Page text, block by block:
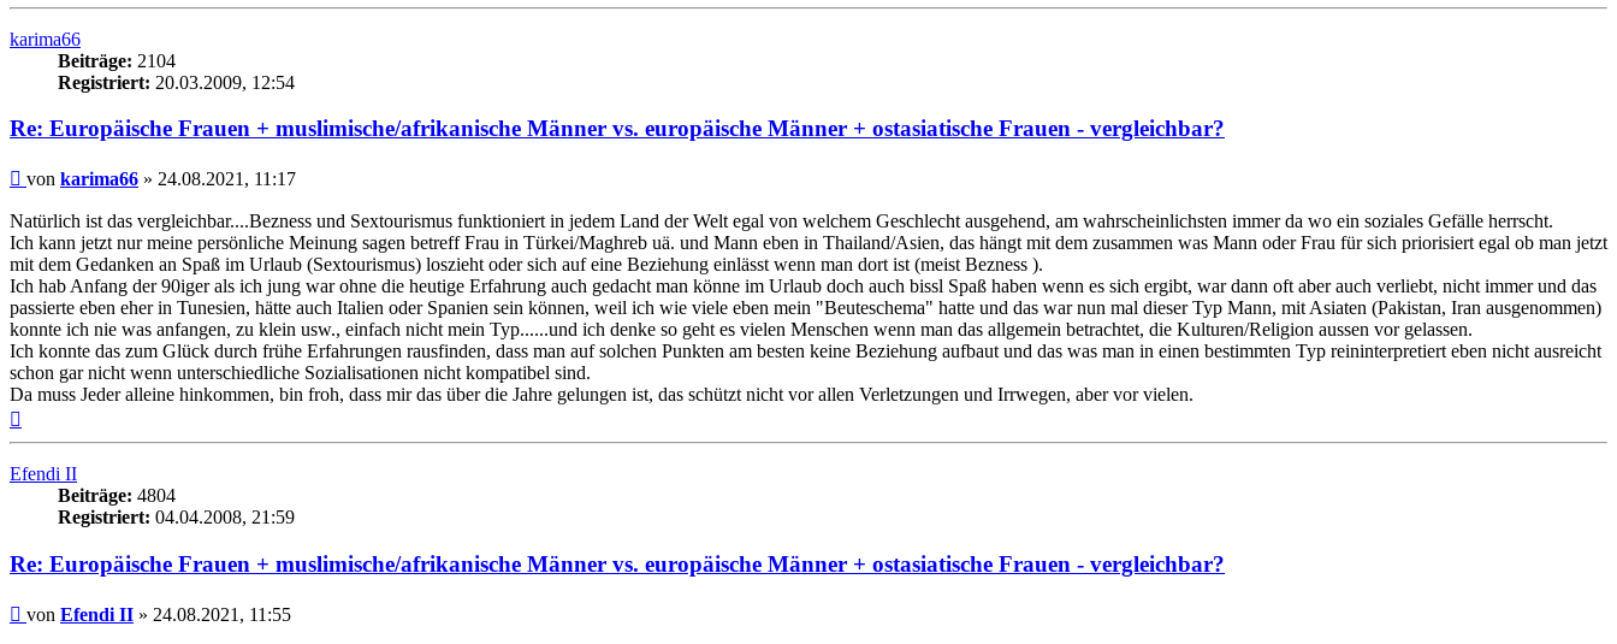
karima66
Beiträge: 2104
Registriert: 20.03.2009, 12:54
Re: Europäische Frauen + muslimische/afrikanische Männer vs. europäische Männer + ostasiatische Frauen - vergleichbar?
Beitrag
von karima66 » 24.08.2021, 11:17
Natürlich ist das vergleichbar....Bezness und Sextourismus funktioniert in jedem Land der Welt egal von welchem Geschlecht ausgehend, am wahrscheinlichsten immer da wo ein soziales Gefälle herrscht.
Ich kann jetzt nur meine persönliche Meinung sagen betreff Frau in Türkei/Maghreb uä. und Mann eben in Thailand/Asien, das hängt mit dem zusammen was Mann oder Frau für sich priorisiert egal ob man jetzt
mit dem Gedanken an Spaß im Urlaub (Sextourismus) loszieht oder sich auf eine Beziehung einlässt wenn man dort ist (meist Bezness ).
Ich hab Anfang der 90iger als ich jung war ohne die heutige Erfahrung auch gedacht man könne im Urlaub doch auch bissl Spaß haben wenn es sich ergibt, war dann oft aber auch verliebt, nicht immer und das
passierte eben eher in Tunesien, hätte auch Italien oder Spanien sein können, weil ich wie viele eben mein "Beuteschema" hatte und das war nun mal dieser Typ Mann, mit Asiaten (Pakistan, Iran ausgenommen)
konnte ich nie was anfangen, zu klein usw., einfach nicht mein Typ......und ich denke so geht es vielen Menschen wenn man das allgemein betrachtet, die Kulturen/Religion aussen vor gelassen.
Ich konnte das zum Glück durch frühe Erfahrungen rausfinden, dass man auf solchen Punkten am besten keine Beziehung aufbaut und das was man in einen bestimmten Typ reininterpretiert eben nicht ausreicht
schon gar nicht wenn unterschiedliche Sozialisationen nicht kompatibel sind.
Da muss Jeder alleine hinkommen, bin froh, dass mir das über die Jahre gelungen ist, das schützt nicht vor allen Verletzungen und Irrwegen, aber vor vielen.
Efendi II
Beiträge: 4804
Registriert: 04.04.2008, 21:59
Re: Europäische Frauen + muslimische/afrikanische Männer vs. europäische Männer + ostasiatische Frauen - vergleichbar?
Beitrag
von Efendi II » 24.08.2021, 11:55